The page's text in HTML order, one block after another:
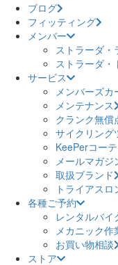
ブログ
フィッティング
メンバー
ストラーダ・
ストラーダ
サービス
メンバーズカ
メンテナンス
クランク無償
サイクリング
KeePerコー
メールマガジ
取扱ブランド
トライアスロ
各種ご予約
レンタルバイ
メカニック作
お買い物相談
ストア